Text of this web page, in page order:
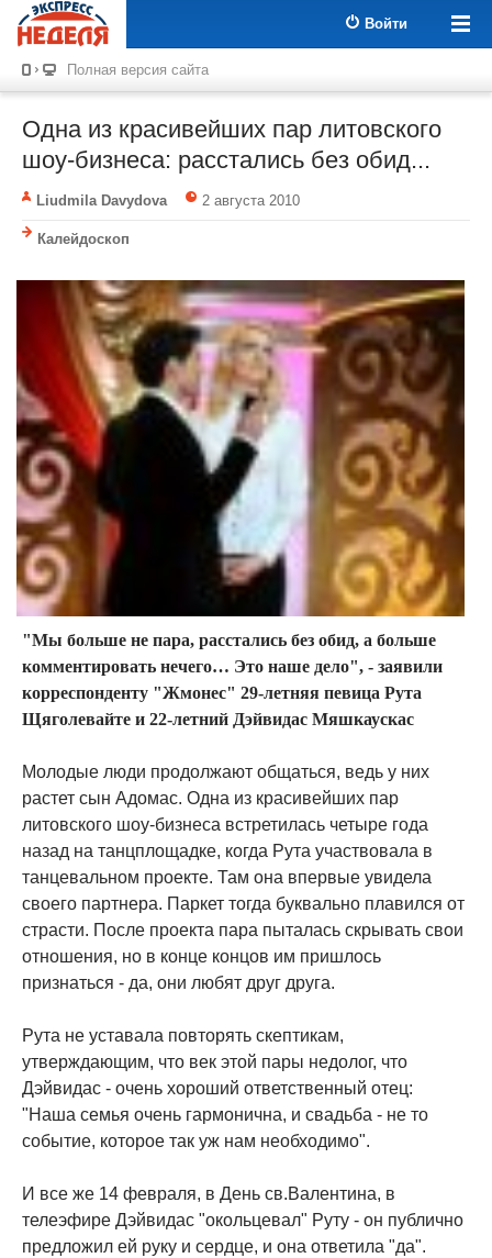
Войти
Полная версия сайта
Одна из красивейших пар литовского
шоу-бизнеса: расстались без обид...
Liudmila Davydova 2 августа 2010
Калейдоскоп
"Мы больше не пара, расстались без обид, а больше
комментировать нечего… Это наше дело", - заявили
корреспонденту "Жмонес" 29-летняя певица Рута
Щяголевайте и 22-летний Дэйвидас Мяшкаускас
Молодые люди продолжают общаться, ведь у них
растет сын Адомас. Одна из красивейших пар
литовского шоу-бизнеса встретилась четыре года
назад на танцплощадке, когда Рута участвовала в
танцевальном проекте. Там она впервые увидела
своего партнера. Паркет тогда буквально плавился от
страсти. После проекта пара пыталась скрывать свои
отношения, но в конце концов им пришлось
признаться - да, они любят друг друга.
Рута не уставала повторять скептикам,
утверждающим, что век этой пары недолог, что
Дэйвидас - очень хороший ответственный отец:
"Наша семья очень гармонична, и свадьба - не то
событие, которое так уж нам необходимо".
И все же 14 февраля, в День св.Валентина, в
телеэфире Дэйвидас "окольцевал" Руту - он публично
предложил ей руку и сердце, и она ответила "да".